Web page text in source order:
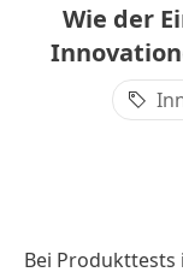
Wie der
Bei Produkttests